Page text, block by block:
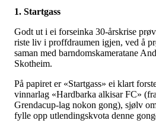
1. Startgass
Godt ut i ei forseinka 30-årskrise
riste liv i proffdraumen igjen, ved å
saman med barndomskameratane
Skotheim.
På papiret er «Startgass» ei klart
vinnarlag «Hardbarka alkisar FC»
Grendacup-lag nokon gong), sjølv
fylle opp utlendingskvota denne